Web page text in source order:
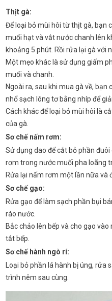
Thịt gà:
Để loại bỏ mùi hôi từ thịt gà, bạn
muối hạt và vắt nước chanh lên
khoảng 5 phút. Rồi rửa lại gà với
Một mẹo khác là sử dụng giấm
muối và chanh.
Ngoài ra, sau khi mua gà về,
nhổ sạch lông tơ bằng nhíp để
Cách khác để loại bỏ mùi hôi là
của gà.
Sơ chế nấm rơm:
Sử dụng dao để cắt bỏ phần
rơm trong nước muối pha loãng
Rửa lại nấm rơm một lần nữa và
Sơ chế gạo:
Rửa gạo để làm sạch phần bụi
ráo nước.
Bắc chảo lên bếp và cho gạo
tắt bếp.
Sơ chế hành ngò rí:
Loại bỏ phần lá hành bị úng,
trình nêm sau cùng.